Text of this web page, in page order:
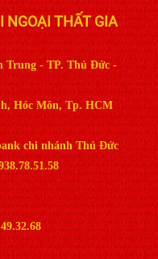
NGOẠI THẤT GIA
Trung - TP. Thủ Đức -
Hóc Môn, Tp. HCM
chi nhánh Thủ Đức